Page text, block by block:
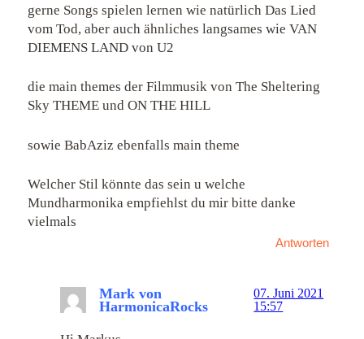
gerne Songs spielen lernen wie natürlich Das Lied
vom Tod, aber auch ähnliches langsames wie VAN
DIEMENS LAND von U2
die main themes der Filmmusik von The Sheltering
Sky THEME und ON THE HILL
sowie BabAziz ebenfalls main theme
Welcher Stil könnte das sein u welche
Mundharmonika empfiehlst du mir bitte danke
vielmals
Antworten
Mark von
HarmonicaRocks
07. Juni 2021
15:57